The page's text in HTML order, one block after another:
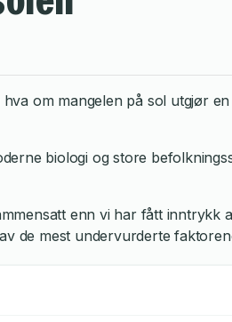
om mangelen på sol
biologi og store
enn vi har fått
de mest undervurderte